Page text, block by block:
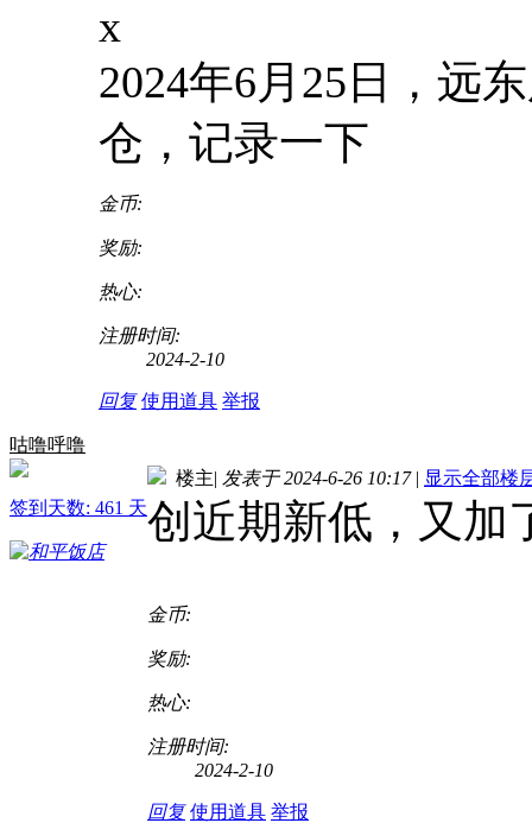
x
2024年6月25日，远
仓，记录一下
金币:
奖励:
热心:
注册时间:
2024-2-10
回复 使用道具 举报
咕噜呼噜
签到天数: 461 天
楼主| 发表于 2024-6-26 10:17 | 显示全部楼
创近期新低，又加
金币:
奖励:
热心:
注册时间:
2024-2-10
回复 使用道具 举报